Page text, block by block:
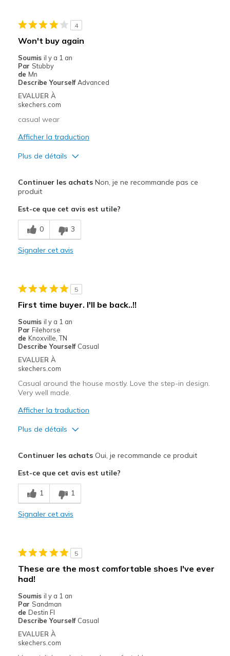
Casual Wear
Width
Feels too narrow
Sizing
View On Shoes
4
Won't buy again
Soumis il y a 1 an
Par Stubby
de Mn
Describe YourselfAdvanced
EVALUER À
skechers.com
casual wear
Afficher la traduction
Plus de détails
Comfortable
Easy On and Off
Lightweight
Le contre
Uncomfortable
Les meilleures utilisations
Casual Wear
Was this a gift? No
Continuer les achatsNon, je ne recommande pas ce
produit
Est-ce que cet avis est utile?
0 3
Signaler cet avis
5
First time buyer. I'll be back..!!
Soumis il y a 1 an
Par Filehorse
de Knoxville, TN
Describe Yourself Casual
EVALUER À
skechers.com
Casual around the house mostly. Love the step-in design.
Very well made.
Afficher la traduction
Plus de détails
Comfortable
Les meilleures utilisations
Casual Wear
Sizing
Feels true to size
View On Shoes
Shoes are for Wearing
Continuer les achatsOui, je recommande ce produit
Est-ce que cet avis est utile?
1 1
Signaler cet avis
5
These are the most comfortable shoes I've ever
had!
Soumis il y a 1 an
Par Sandman
de Destin Fl
Describe Yourself Casual
EVALUER À
skechers.com